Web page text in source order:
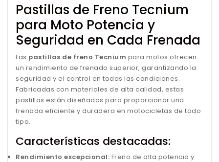
Pastillas de Freno Tecnium
para Moto Potencia y
Seguridad en Cada Frenada
Las pastillas de freno Tecnium para motos ofrecen
un rendimiento de frenado superior, garantizando la
seguridad y el control en todas las condiciones.
Fabricadas con materiales de alta calidad, estas
pastillas están diseñadas para proporcionar una
frenada eficiente y duradera en motocicletas de todo
tipo.
Características destacadas:
Rendimiento excepcional: Freno de alta potencia y